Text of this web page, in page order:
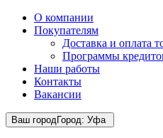
О компании
Покупателям
Доставка и оплата
Программы
Наши работы
Контакты
Вакансии
Ваш городГород: Уфа